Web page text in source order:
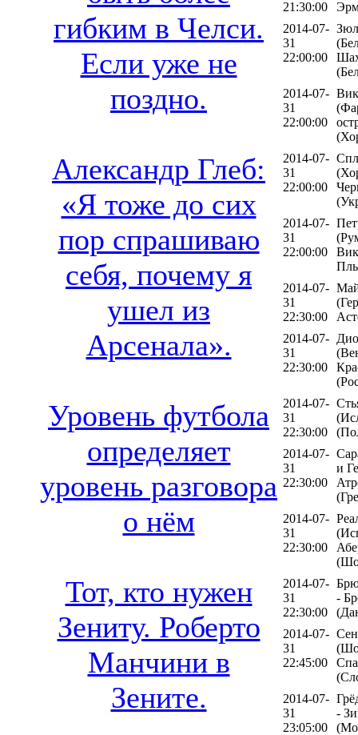
гибким в Челси.
Если уже не
поздно.
Александр Глеб:
«Я тоже до сих
пор спрашиваю
себя, почему я
ушел из
Арсенала».
Уровень футбола
определяет
уровень разговора
о нём
Тот, кто нужен
Зениту. Роберто
Манчини в
Зените.
21:30:00
2014-07-
31
22:00:00
2014-07-
31
22:00:00
2014-07-
31
22:00:00
2014-07-
31
22:00:00
2014-07-
31
22:30:00
2014-07-
31
22:30:00
2014-07-
31
22:30:00
2014-07-
31
22:30:00
и
2014-07-
31
22:30:00
2014-07-
31
22:30:00
-
2014-07-
31
22:45:00
2014-07-
31
23:05:00
-